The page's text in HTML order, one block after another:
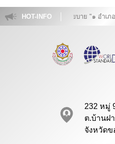
HOT-INFO
รงเรียนคุณภาพตามนโยบาย "๑ อำเภ
232 หมู่
ต.บ้านฝ
จังหวัด